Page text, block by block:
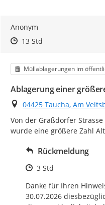
Anonym
Zeitpunkt des Erstellens
Zeitpunkt des Erstellens
13 StdZur Äußerung
Kategorie
Müllablagerungen im
Ablagerung einer
Ort
04425 Taucha, Am
Von der Graßdorfer
wurde eine größere Zahl
Rückmeldung
Zeitpunkt des
3 Std
Danke für Ihren
30.07.2026